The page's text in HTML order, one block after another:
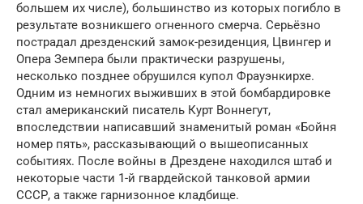
большем их числе), большинство из которых погибло в
результате возникшего огненного смерча. Серьёзно
пострадал дрезденский замок-резиденция, Цвингер и
Опера Земпера были практически разрушены,
несколько позднее обрушился купол Фрауэнкирхе.
Одним из немногих выживших в этой бомбардировке
стал американский писатель Курт Воннегут,
впоследствии написавший знаменитый роман «Бойня
номер пять», рассказывающий о вышеописанных
событиях. После войны в Дрездене находился штаб и
некоторые части 1-й гвардейской танковой армии
СССР, а также гарнизонное кладбище.